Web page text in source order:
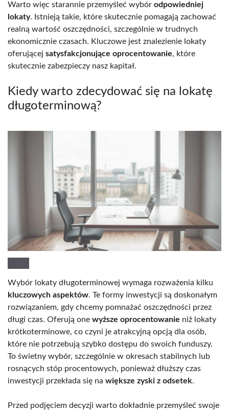
Warto więc starannie przemyśleć wybór odpowiedniej
lokaty. Istnieją takie, które skutecznie pomagają zachować
realną wartość oszczędności, szczególnie w trudnych
ekonomicznie czasach. Kluczowe jest znalezienie lokaty
oferującej satysfakcjonujące oprocentowanie, które
skutecznie zabezpieczy nasz kapitał.
Kiedy warto zdecydować się na lokatę
długoterminową?
Wybór lokaty długoterminowej wymaga rozważenia kilku
kluczowych aspektów. Te formy inwestycji są doskonałym
rozwiązaniem, gdy chcemy pomnażać oszczędności przez
długi czas. Oferują one wyższe oprocentowanie niż lokaty
krótkoterminowe, co czyni je atrakcyjną opcją dla osób,
które nie potrzebują szybko dostępu do swoich funduszy.
To świetny wybór, szczególnie w okresach stabilnych lub
rosnących stóp procentowych, ponieważ dłuższy czas
inwestycji przekłada się na większe zyski z odsetek.
Przed podjęciem decyzji warto dokładnie przemyśleć swoje